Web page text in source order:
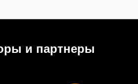
и партнеры